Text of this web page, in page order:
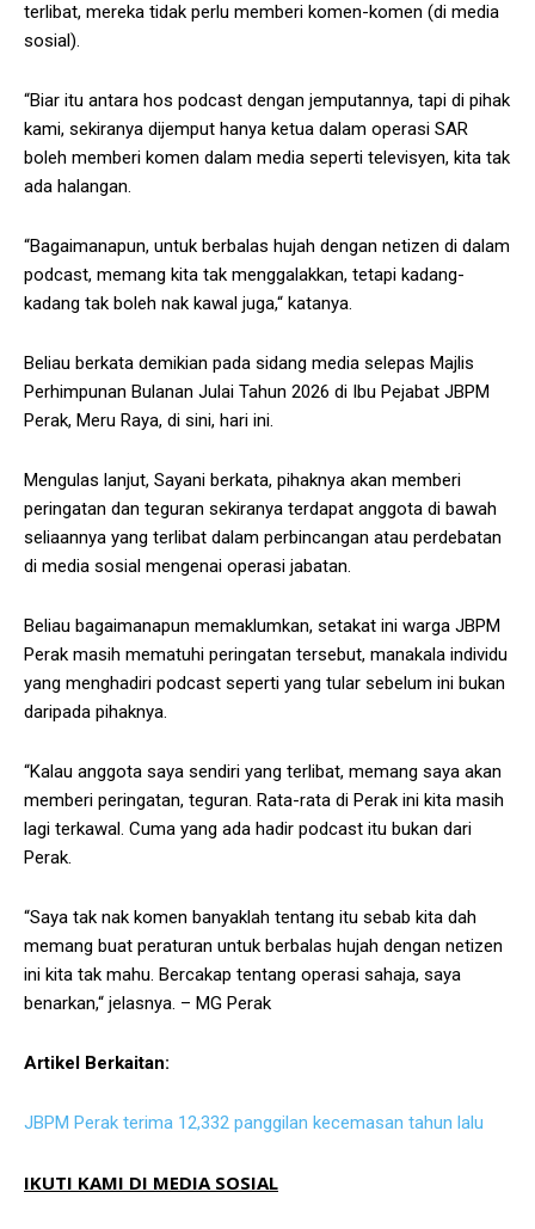
terlibat, mereka tidak perlu memberi komen-komen (di media
sosial).
“Biar itu antara hos podcast dengan jemputannya, tapi di pihak
kami, sekiranya dijemput hanya ketua dalam operasi SAR
boleh memberi komen dalam media seperti televisyen, kita tak
ada halangan.
“Bagaimanapun, untuk berbalas hujah dengan netizen di dalam
podcast, memang kita tak menggalakkan, tetapi kadang-
kadang tak boleh nak kawal juga,“ katanya.
Beliau berkata demikian pada sidang media selepas Majlis
Perhimpunan Bulanan Julai Tahun 2026 di Ibu Pejabat JBPM
Perak, Meru Raya, di sini, hari ini.
Mengulas lanjut, Sayani berkata, pihaknya akan memberi
peringatan dan teguran sekiranya terdapat anggota di bawah
seliaannya yang terlibat dalam perbincangan atau perdebatan
di media sosial mengenai operasi jabatan.
Beliau bagaimanapun memaklumkan, setakat ini warga JBPM
Perak masih mematuhi peringatan tersebut, manakala individu
yang menghadiri podcast seperti yang tular sebelum ini bukan
daripada pihaknya.
“Kalau anggota saya sendiri yang terlibat, memang saya akan
memberi peringatan, teguran. Rata-rata di Perak ini kita masih
lagi terkawal. Cuma yang ada hadir podcast itu bukan dari
Perak.
“Saya tak nak komen banyaklah tentang itu sebab kita dah
memang buat peraturan untuk berbalas hujah dengan netizen
ini kita tak mahu. Bercakap tentang operasi sahaja, saya
benarkan,“ jelasnya. – MG Perak
Artikel Berkaitan:
JBPM Perak terima 12,332 panggilan kecemasan tahun lalu
IKUTI KAMI DI MEDIA SOSIAL